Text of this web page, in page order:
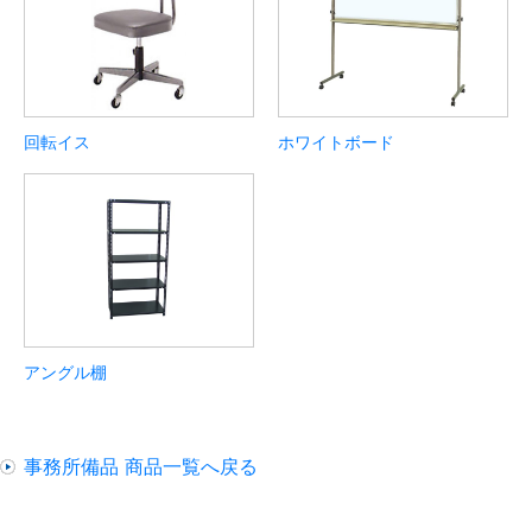
回転イス ホワイトボード
アングル棚
事務所備品 商品一覧へ戻る